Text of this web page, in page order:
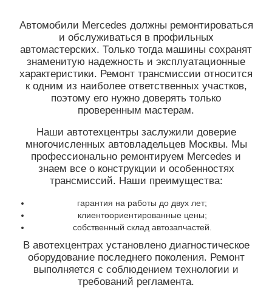
Автомобили Mercedes должны ремонтироваться
и обслуживаться в профильных
автомастерских. Только тогда машины сохранят
знаменитую надежность и эксплуатационные
характеристики. Ремонт трансмиссии относится
к одним из наиболее ответственных участков,
поэтому его нужно доверять только
проверенным мастерам.
Наши автотехцентры заслужили доверие
многочисленных автовладельцев Москвы. Мы
профессионально ремонтируем Mercedes и
знаем все о конструкции и особенностях
трансмиссий. Наши преимущества:
гарантия на работы до двух лет;
клиентоориентированные цены;
собственный склад автозапчастей.
В авотехцентрах установлено диагностическое
оборудование последнего поколения. Ремонт
выполняется с соблюдением технологии и
требований регламента.